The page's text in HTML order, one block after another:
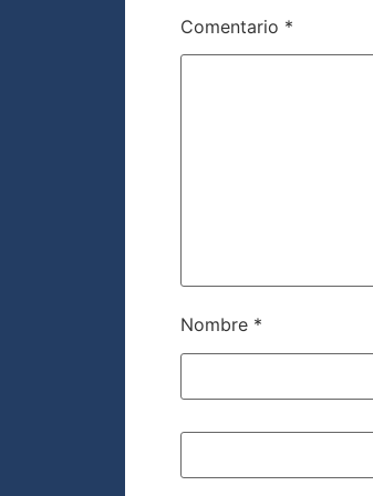
Comentario *
Nombre *